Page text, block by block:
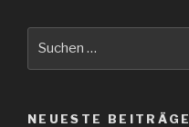
NEUESTE BEITRÄGE